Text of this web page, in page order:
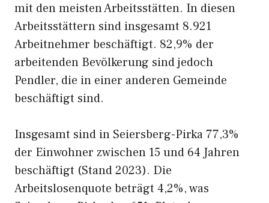
mit den meisten Arbeitsstätten. In diesen
Arbeitsstättern sind insgesamt 8.921
Arbeitnehmer beschäftigt. 82,9% der
arbeitenden Bevölkerung sind jedoch
Pendler, die in einer anderen Gemeinde
beschäftigt sind.
Insgesamt sind in Seiersberg-Pirka 77,3%
der Einwohner zwischen 15 und 64 Jahren
beschäftigt (Stand 2023). Die
Arbeitslosenquote beträgt 4,2%, was